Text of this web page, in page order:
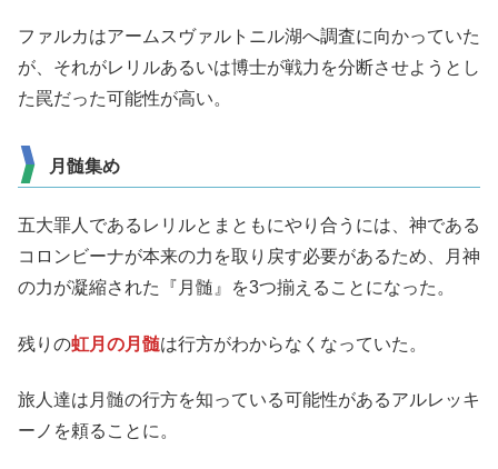
ファルカはアームスヴァルトニル湖へ調査に向かっていた
が、それがレリルあるいは博士が戦力を分断させようとし
た罠だった可能性が高い。
月髄集め
五大罪人であるレリルとまともにやり合うには、神である
コロンビーナが本来の力を取り戻す必要があるため、月神
の力が凝縮された『月髄』を3つ揃えることになった。
残りの虹月の月髄は行方がわからなくなっていた。
旅人達は月髄の行方を知っている可能性があるアルレッキ
ーノを頼ることに。